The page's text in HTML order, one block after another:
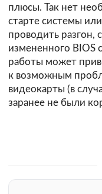
плюсы. Так нет
старте системы
проводить разгон,
измененного BIOS
работы может
к возможным
видеокарты (в
заранее не были